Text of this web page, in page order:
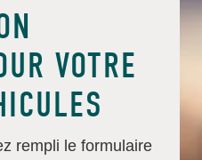
VOTRE
rempli le formulaire